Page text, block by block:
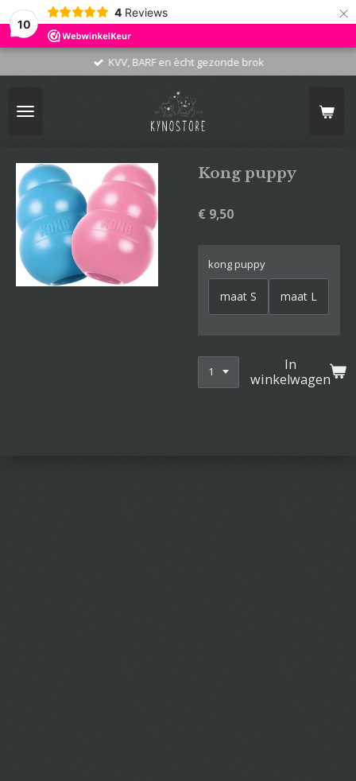
10
4 Reviews ×
KVV, BARF en ècht gezonde brok
Kong puppy
€ 9,50
kong puppy
maat S maat L
In
winkelwagen